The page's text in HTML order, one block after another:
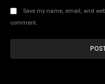
Save my name, email, and
comment.